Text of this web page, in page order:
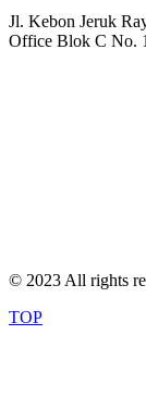
Jl. Kebon Jeruk
Office Blok C No.
© 2023 All rights
TOP